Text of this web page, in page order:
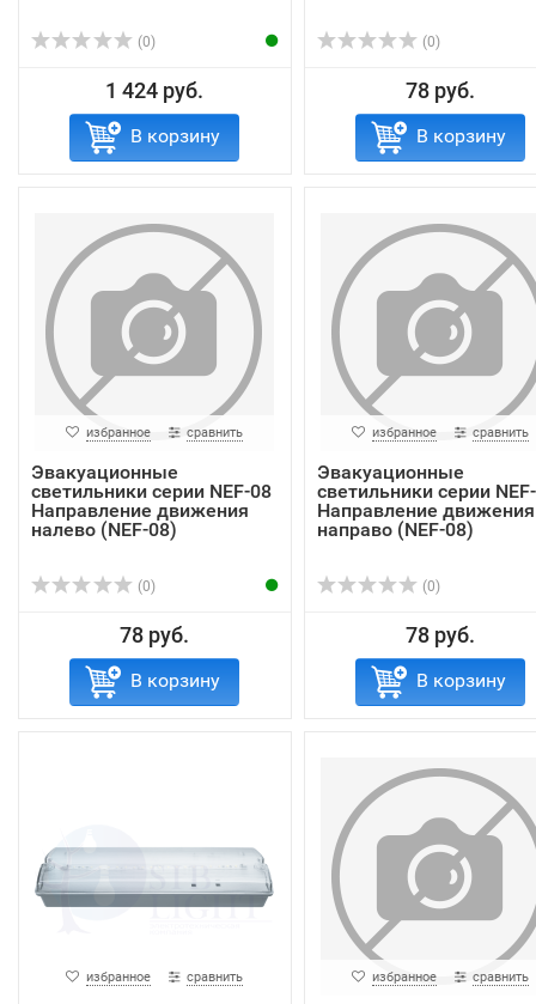
(0)
1 424 руб.
В корзину
(0)
78 руб.
В корзину
избранное сравнить
Эвакуационные
светильники серии NEF-08
Направление движения
налево (NEF-08)
(0)
78 руб.
В корзину
избранное сравнить
Эвакуационные
светильники серии
Направление движения
направо (NEF-08)
(0)
78 руб.
В корзину
избранное сравнить избранное сравнить